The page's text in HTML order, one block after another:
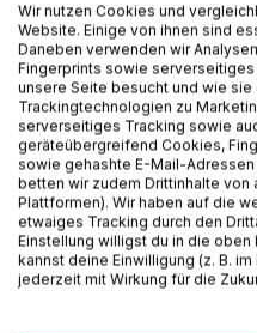
Ihr befindet euch in einer
Kinder bringen. In dieser
Aufgaben.
AUTOR/IN
PRESSESTIMMEN
Wir nutzen Cookies und
Website. Einige von ihnen sind
Daneben verwenden wir
Fingerprints sowie
unsere Seite besucht und wie
Trackingtechnologien zu
serverseitiges Tracking sowie
geräteübergreifend Cookies,
sowie gehashte E-Mail-
betten wir zudem Drittinhalte von
Plattformen). Wir haben auf die
etwaiges Tracking durch den
Einstellung willigst du in die
kannst deine Einwilligung (z. B.
jederzeit mit Wirkung für die